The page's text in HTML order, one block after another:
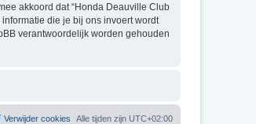
akkoord dat “Honda Deauville Club
die je bij ons invoert wordt
verantwoordelijk worden gehouden
Alle tijden zijn UTC+02:00
Verwijder cookies